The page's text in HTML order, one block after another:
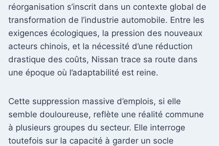
réorganisation s’inscrit dans un contexte global de
transformation de l’industrie automobile. Entre les
exigences écologiques, la pression des nouveaux
acteurs chinois, et la nécessité d’une réduction
drastique des coûts, Nissan trace sa route dans
une époque où l’adaptabilité est reine.
Cette suppression massive d’emplois, si elle
semble douloureuse, reflète une réalité commune
à plusieurs groupes du secteur. Elle interroge
toutefois sur la capacité à garder un socle